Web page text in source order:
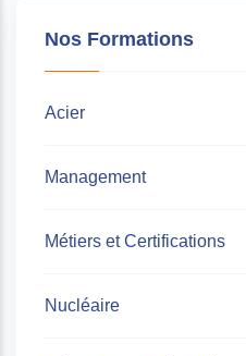
Nos Formations
Acier
Management
Métiers et Certifications
Nucléaire